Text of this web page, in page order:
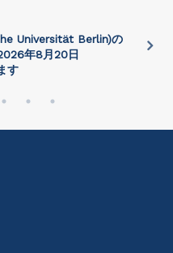
Universität Berlin)の
年8⽉20⽇
す